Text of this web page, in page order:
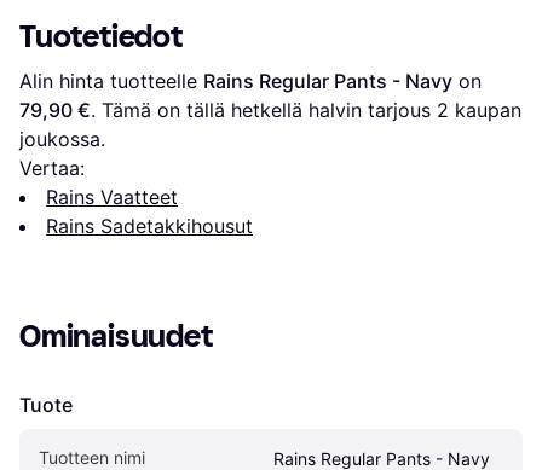
Tuotetiedot
Alin hinta tuotteelle Rains Regular Pants - Navy
79,90 €. Tämä on tällä hetkellä halvin tarjous 2 kaupan
joukossa.
Vertaa:
Rains Vaatteet
Rains Sadetakkihousut
Ominaisuudet
Tuote
Tuotteen nimi Rains Regular Pants - Navy